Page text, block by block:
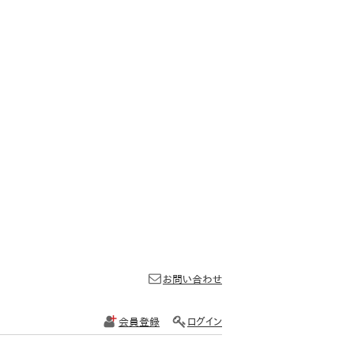
お問い合わせ
会員登録 ログイン